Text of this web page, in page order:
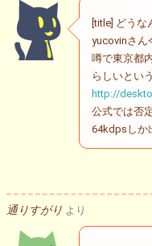
[title] どうな
yucovinさん
噂で東京都
らしいとい
http://
公式では否
64kdpsしか
通りすがり より